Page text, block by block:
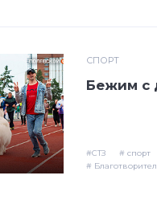
СПОРТ
Бежим с
#СТЗ
# спорт
#